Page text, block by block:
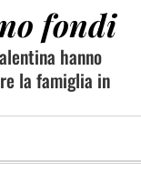
fondi
hanno
la famiglia in